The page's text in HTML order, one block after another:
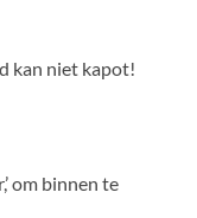
kan niet kapot!
om binnen te